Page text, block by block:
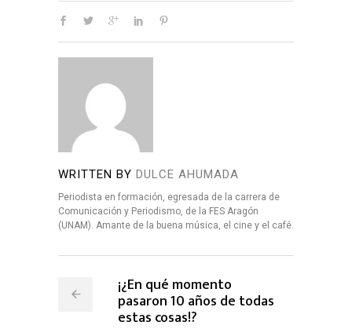
WRITTEN BY DULCE AHUMADA
Periodista en formación, egresada de la carrera de
Comunicación y Periodismo, de la FES Aragón
(UNAM). Amante de la buena música, el cine y el café.
¡¿En qué momento
pasaron 10 años de todas
estas cosas!?